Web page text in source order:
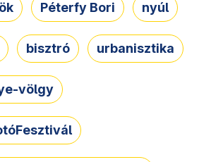
Péterfy Bori nyúl
bisztró urbanisztika
völgy